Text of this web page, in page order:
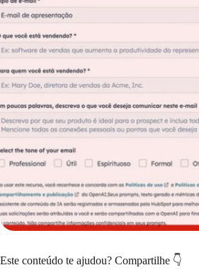
Este conteúdo te ajudou? Compartilhe 👇